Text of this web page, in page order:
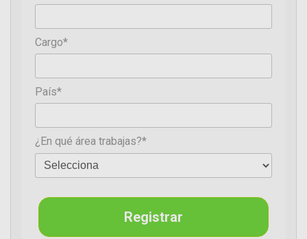
Cargo*
País*
¿En qué área trabajas?*
Registrar